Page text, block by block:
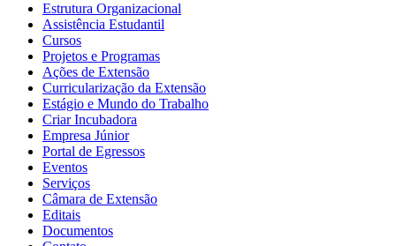
Estrutura Organizacional
Assistência Estudantil
Cursos
Projetos e Programas
Ações de Extensão
Curricularização da Extensão
Estágio e Mundo do Trabalho
Criar Incubadora
Empresa Júnior
Portal de Egressos
Eventos
Serviços
Câmara de Extensão
Editais
Documentos